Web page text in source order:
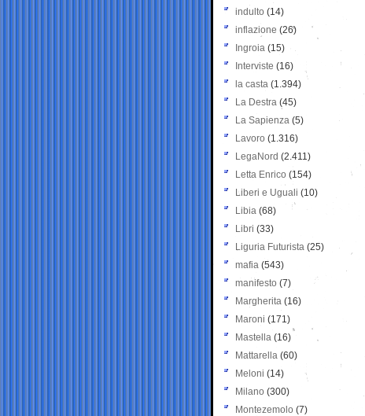
indulto (14)
inflazione (26)
Ingroia (15)
Interviste (16)
la casta (1.394)
La Destra (45)
La Sapienza (5)
Lavoro (1.316)
LegaNord (2.411)
Letta Enrico (154)
Liberi e Uguali (10)
Libia (68)
Libri (33)
Liguria Futurista (25)
mafia (543)
manifesto (7)
Margherita (16)
Maroni (171)
Mastella (16)
Mattarella (60)
Meloni (14)
Milano (300)
Montezemolo (7)